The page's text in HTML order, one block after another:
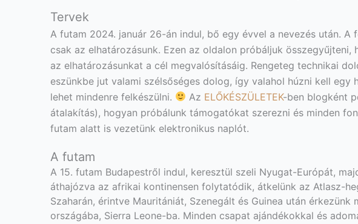
Tervek
A futam 2024. január 26-án indul, bő egy évvel a nevezés után.
csak az elhatározásunk. Ezen az oldalon próbáljuk
az elhatározásunkat a cél megvalósításáig. Rengeteg technikai
eszünkbe jut valami szélsőséges dolog, így valahol húzni kell
lehet mindenre felkészülni.
Az ELŐKÉSZÜLETEK-ben blogként
átalakítás), hogyan próbálunk támogatókat szerezni és minden
futam alatt is vezetünk elektronikus naplót.
A futam
A 15. futam Budapestről indul, keresztül szeli Nyugat-Európát,
áthajózva az afrikai kontinensen folytatódik, átkelünk az Atlasz-
Szaharán, érintve Mauritániát, Szenegált és Guinea után
országába, Sierra Leone-ba. Minden csapat ajándékokkal és